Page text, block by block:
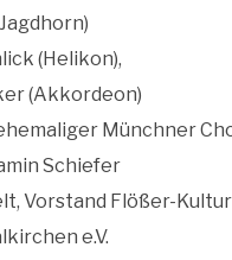
(Helikon),
(Akkordeon)
Münchner
Schiefer
Vorstand Flößer-
e.V.